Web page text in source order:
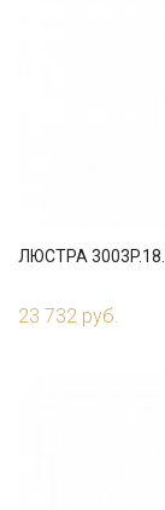
ЛЮСТРА
23 732 руб.